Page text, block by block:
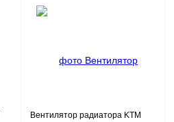
Вентилятор радиатора KTM